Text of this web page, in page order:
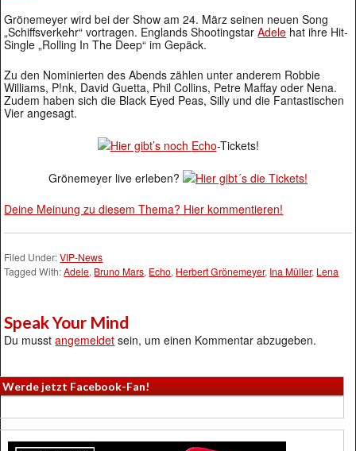
Grönemeyer wird bei der Show am 24. März seinen neuen Song
„Schiffsverkehr“ vortragen. Englands ShootingstarAdele hat ihre Hit-
Single „Rolling In The Deep“ im Gepäck.
Zu den Nominierten des Abends zählen unter anderem Robbie
Williams, P!nk, David Guetta, Phil Collins, Petre Maffay oder Nena.
Zudem haben sich die Black Eyed Peas, Silly und die Fantastischen
Vier angesagt.
Hier gibt’s noch Echo-Tickets!
Grönemeyer live erleben?
Hier gibt´s die Tickets!
Deine Meinung zu diesem Thema? Hier kommentieren!
Filed Under:VIP-News
Tagged With:Adele, Bruno Mars, Echo, Herbert Grönemeyer, Ina Müller, Lena
Speak Your Mind
Du musstangemeldet sein, um einen Kommentar abzugeben.
Werde jetzt Facebook-Fan!